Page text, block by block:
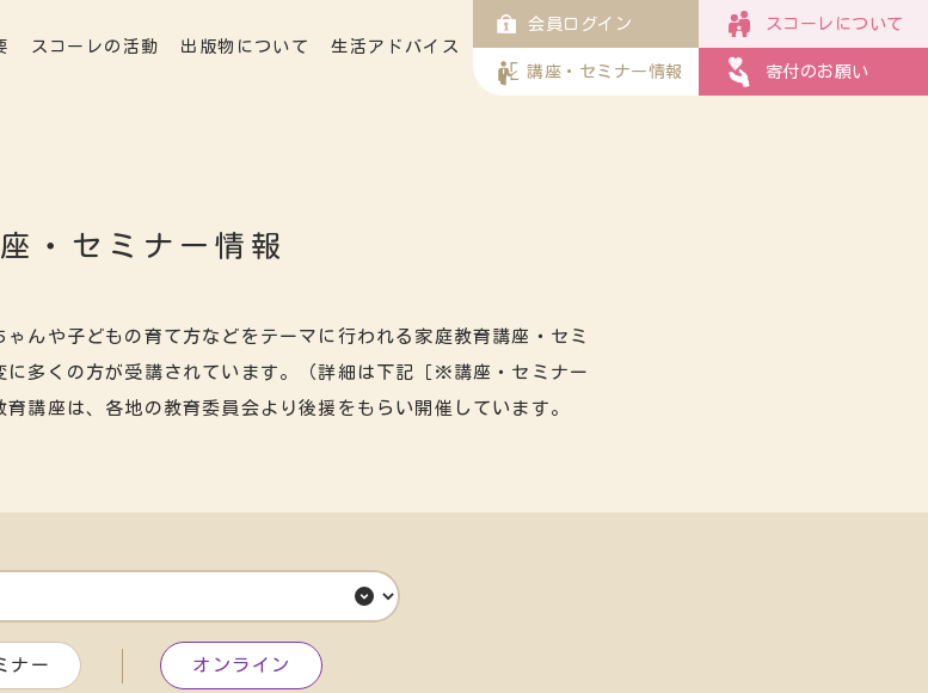
会員ログイン スコーレについて
講座・セミナー情報 寄付のお願い
スコーレの活動 出版物について 生活アドバイス
・セミナー情報
んや子どもの育て方などをテーマに行われる家庭教育講座・セミ
に多くの方が受講されています。（詳細は下記［※講座・セミナー
講座は、各地の教育委員会より後援をもらい開催しています。
ナー オンライン